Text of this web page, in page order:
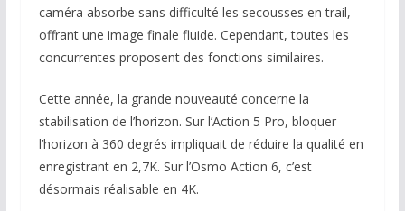
caméra absorbe sans difficulté les secousses en trail,
offrant une image finale fluide. Cependant, toutes les
concurrentes proposent des fonctions similaires.
Cette année, la grande nouveauté concerne la
stabilisation de l’horizon. Sur l’Action 5 Pro, bloquer
l’horizon à 360 degrés impliquait de réduire la qualité en
enregistrant en 2,7K. Sur l’Osmo Action 6, c’est
désormais réalisable en 4K.